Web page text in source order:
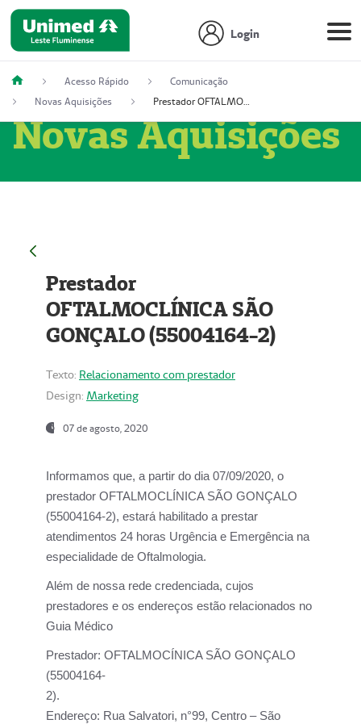
Login
Acesso Rápido
Comunicação
Novas Aquisições
Prestador OFTALMOCLÍNICA SÃO GONÇALO (55004164-2)
Novas Aquisições
Prestador
OFTALMOCLÍNICA SÃO
GONÇALO (55004164-2)
Texto: Relacionamento com prestador
Design: Marketing
07 de agosto, 2020
Informamos que, a partir do dia 07/09/2020, o
prestador OFTALMOCLÍNICA SÃO GONÇALO
(55004164-2), estará habilitado a prestar
atendimentos 24 horas Urgência e Emergência na
especialidade de Oftalmologia.
Além de nossa rede credenciada, cujos
prestadores e os endereços estão relacionados no
Guia Médico
Prestador: OFTALMOCÍNICA SÃO GONÇALO
(55004164-
2).
Endereço: Rua Salvatori, n°99, Centro – São